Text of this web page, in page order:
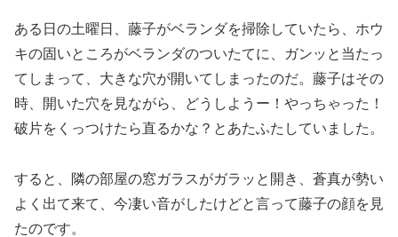
ある日の土曜日、藤子がベランダを掃除していたら、ホウ
キの固いところがベランダのついたてに、ガンッと当たっ
てしまって、大きな穴が開いてしまったのだ。藤子はその
時、開いた穴を見ながら、どうしようー！やっちゃった！
破片をくっつけたら直るかな？とあたふたしていました。
すると、隣の部屋の窓ガラスがガラッと開き、蒼真が勢い
よく出て来て、今凄い音がしたけどと言って藤子の顔を見
たのです。